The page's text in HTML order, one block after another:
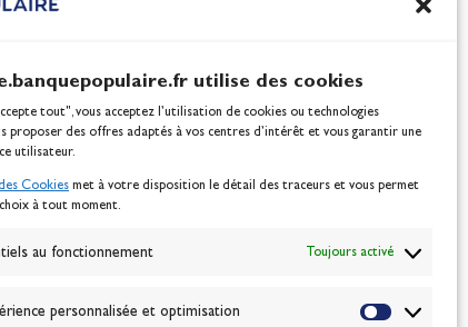
utilise des cookies
tout", vous acceptez l’utilisation de cookies ou technologies
proposer des offres adaptés à vos centres d’intérêt et vous garantir une
utilisateur.
Cookies met à votre disposition le détail des traceurs et vous permet
à tout moment.
au fonctionnement Toujours activé
personnalisée et optimisation
VOUS